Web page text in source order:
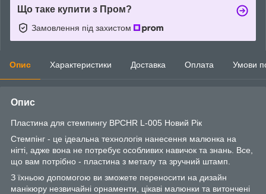
Що таке купити з Пром?
Замовлення під захистом
Опис Характеристики Доставка Оплата Умови
Опис
Пластина для стемпингу BPCHR L-005 Новий Рік
Стемпінг - це ідеальна технологія нанесення малюнка на
нігті, адже вона не потребує особливих навичок та знань. Все,
що вам потрібно - пластина з металу та зручний штамп.
З їхньою допомогою ви зможете переносити на дизайн
манікюру незвичайні орнаменти, цікаві малюнки та витончені